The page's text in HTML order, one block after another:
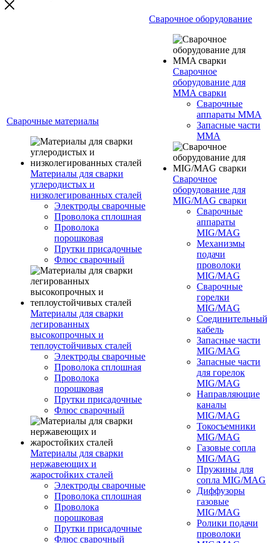
Сварочные материалы
Материалы для сварки
углеродистых и
низколегированных сталей
Электроды сварочные
Проволока сплошная
Проволока
порошковая
Прутки присадочные
Флюс сварочный
Материалы для сварки
легированных
высокопрочных и
теплоустойчивых сталей
Электроды сварочные
Проволока сплошная
Проволока
порошковая
Прутки присадочные
Флюс сварочный
Материалы для сварки
нержавеющих и
жаростойких сталей
Электроды сварочные
Проволока сплошная
Проволока
порошковая
Прутки присадочные
Флюс сварочный
Сварочное оборудование
Сварочное
оборудование для
MMA сварки
Сварочные
аппараты MMA
Запасные части
MMA
Сварочное
оборудование для
MIG/MAG сварки
Сварочные
аппараты
MIG/MAG
Механизмы
подачи
проволоки
MIG/MAG
Сварочные
горелки
MIG/MAG
Соединительный
кабель
Запасные части
MIG/MAG
Запасные части
для горелок
MIG/MAG
Направляющие
каналы
MIG/MAG
Токосъемники
MIG/MAG
Газовые сопла
MIG/MAG
Пружины для
сопла MIG/MAG
Диффузоры
газовые
MIG/MAG
Ролики подачи
проволоки